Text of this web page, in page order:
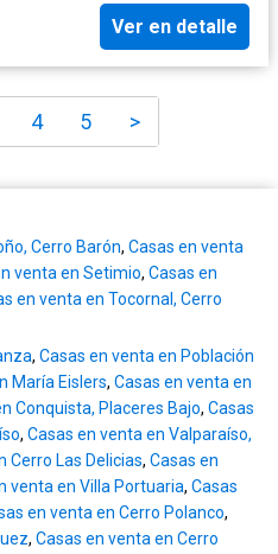
Ver en detalle
4 5 >
Cerro Barón, Casas en venta
venta en Setimio, Casas en
en venta en Tocornal, Cerro
, Casas en venta en Población
María Eislers, Casas en venta en
Conquista, Placeres Bajo, Casas
, Casas en venta en Valparaíso,
Cerro Las Delicias, Casas en
venta en Villa Portuaria, Casas
en venta en Cerro Polanco,
, Casas en venta en Cerro